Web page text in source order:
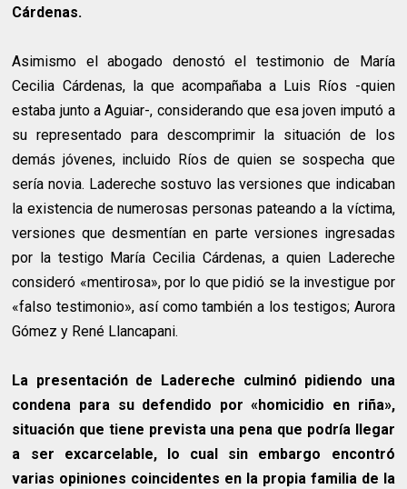
Cárdenas.
Asimismo el abogado denostó el testimonio de María
Cecilia Cárdenas, la que acompañaba a Luis Ríos -quien
estaba junto a Aguiar-, considerando que esa joven imputó a
su representado para descomprimir la situación de los
demás jóvenes, incluido Ríos de quien se sospecha que
sería novia. Ladereche sostuvo las versiones que indicaban
la existencia de numerosas personas pateando a la víctima,
versiones que desmentían en parte versiones ingresadas
por la testigo María Cecilia Cárdenas, a quien Ladereche
consideró «mentirosa», por lo que pidió se la investigue por
«falso testimonio», así como también a los testigos; Aurora
Gómez y René Llancapani.
La presentación de Ladereche culminó pidiendo una
condena para su defendido por «homicidio en riña»,
situación que tiene prevista una pena que podría llegar
a ser excarcelable, lo cual sin embargo encontró
varias opiniones coincidentes en la propia familia de la